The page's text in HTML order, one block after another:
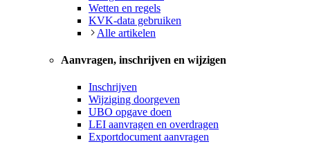
Wetten en regels
KVK-data gebruiken
Alle artikelen
Aanvragen, inschrijven en wijzigen
Inschrijven
Wijziging doorgeven
UBO opgave doen
LEI aanvragen en overdragen
Exportdocument aanvragen